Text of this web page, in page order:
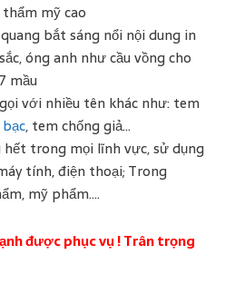
mỹ cao
bắt sáng nổi nội dung in
óng anh như cầu vồng cho
mầu
với nhiều tên khác như: tem
, tem chống giả…
hết trong mọi lĩnh vực, sử dụng
tính, điện thoại; Trong
mỹ phẩm….
được phục vụ ! Trân trọng